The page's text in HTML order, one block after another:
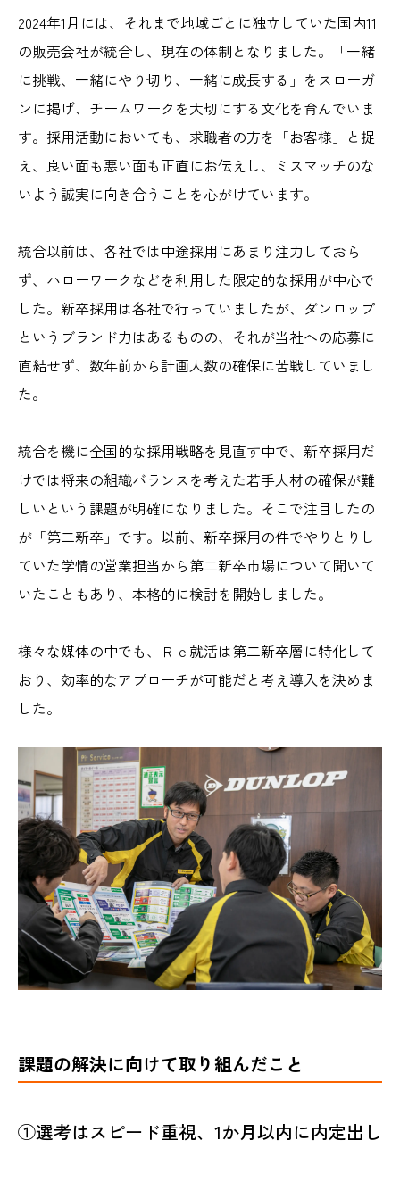
2024年1月には、それまで地域ごとに独立していた国内11
の販売会社が統合し、現在の体制となりました。「一緒
に挑戦、一緒にやり切り、一緒に成長する」をスローガ
ンに掲げ、チームワークを大切にする文化を育んでいま
す。採用活動においても、求職者の方を「お客様」と捉
え、良い面も悪い面も正直にお伝えし、ミスマッチのな
いよう誠実に向き合うことを心がけています。
統合以前は、各社では中途採用にあまり注力しておら
ず、ハローワークなどを利用した限定的な採用が中心で
した。新卒採用は各社で行っていましたが、ダンロップ
というブランド力はあるものの、それが当社への応募に
直結せず、数年前から計画人数の確保に苦戦していまし
た。
統合を機に全国的な採用戦略を見直す中で、新卒採用だ
けでは将来の組織バランスを考えた若手人材の確保が難
しいという課題が明確になりました。そこで注目したの
が「第二新卒」です。以前、新卒採用の件でやりとりし
ていた学情の営業担当から第二新卒市場について聞いて
いたこともあり、本格的に検討を開始しました。
様々な媒体の中でも、Ｒｅ就活は第二新卒層に特化して
おり、効率的なアプローチが可能だと考え導入を決めま
した。
課題の解決に向けて取り組んだこと
①選考はスピード重視、1か月以内に内定出し